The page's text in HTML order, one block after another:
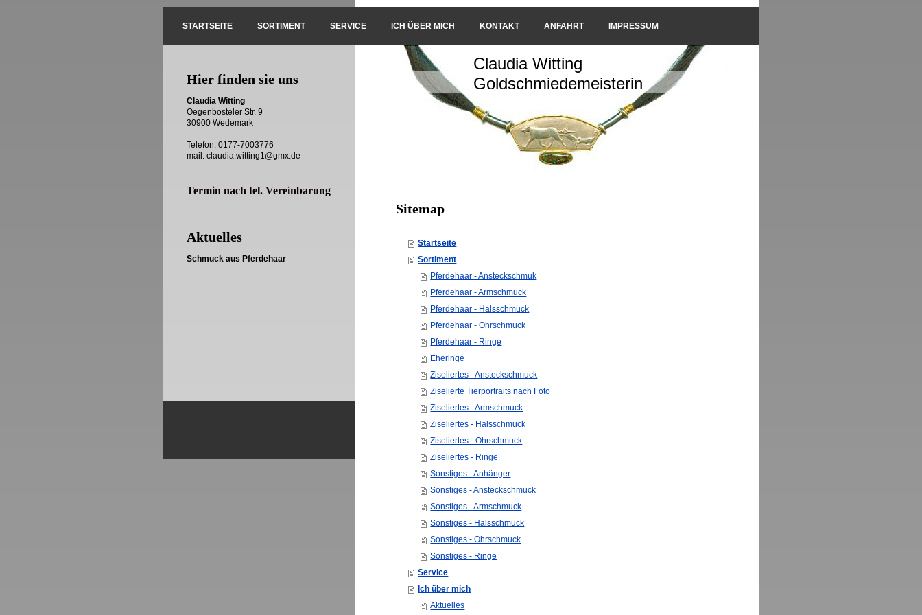
STARTSEITE SORTIMENT SERVICE ICH ÜBER MICH KONTAKT ANFAHRT IMPRESSUM
Hier finden sie uns
Claudia Witting
Oegenbosteler Str. 9
30900 Wedemark
Telefon: 0177-7003776
mail: claudia.witting1@gmx.de
Termin nach tel. Vereinbarung
Aktuelles
Schmuck aus Pferdehaar
Claudia Witting
Goldschmiedemeisterin
Sitemap
Startseite
Sortiment
Pferdehaar - Ansteckschmuk
Pferdehaar - Armschmuck
Pferdehaar - Halsschmuck
Pferdehaar - Ohrschmuck
Pferdehaar - Ringe
Eheringe
Ziseliertes - Ansteckschmuck
Ziselierte Tierportraits nach Foto
Ziseliertes - Armschmuck
Ziseliertes - Halsschmuck
Ziseliertes - Ohrschmuck
Ziseliertes - Ringe
Sonstiges - Anhänger
Sonstiges - Ansteckschmuck
Sonstiges - Armschmuck
Sonstiges - Halsschmuck
Sonstiges - Ohrschmuck
Sonstiges - Ringe
Service
Ich über mich
Aktuelles